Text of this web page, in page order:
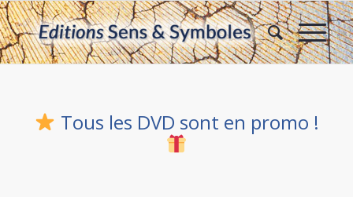
Tous les DVD sont en promo !